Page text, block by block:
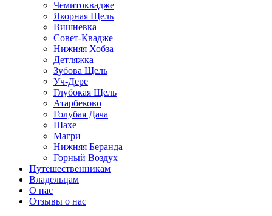
Чемитоквадже
Якорная Щель
Вишневка
Совет-Квадже
Нижняя Хобза
Детляжка
Зубова Щель
Уч-Дере
Глубокая Щель
Атарбеково
Голубая Дача
Шахе
Магри
Нижняя Беранда
Горный Воздух
Путешественникам
Владельцам
О нас
Отзывы о нас